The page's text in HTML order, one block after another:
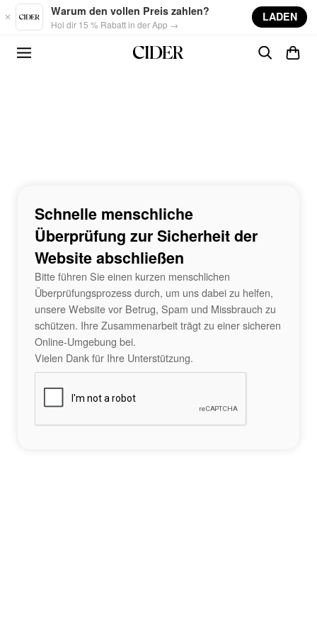
Skip to main content
Warum den vollen Preis zahlen?
Hol dir 15 % Rabatt in der App →
LADEN
Schnelle menschliche
Überprüfung zur Sicherheit der
Website abschließen
Bitte führen Sie einen kurzen menschlichen
Überprüfungsprozess durch, um uns dabei zu helfen,
unsere Website vor Betrug, Spam und Missbrauch zu
schützen. Ihre Zusammenarbeit trägt zu einer sicheren
Online-Umgebung bei.
Vielen Dank für Ihre Unterstützung.